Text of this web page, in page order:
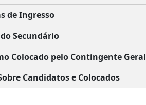
de Ingresso
Secundário
Colocado pelo Contingente Geral
Candidatos e Colocados